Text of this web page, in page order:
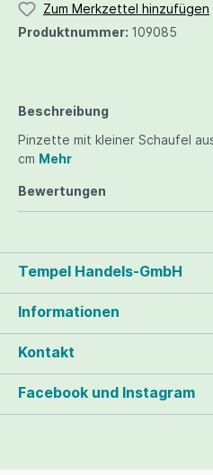
Zum Merkzettel hinzufügen
Produktnummer: 109085
Beschreibung
Pinzette mit kleiner Schaufel
cm Mehr
Bewertungen
Tempel Handels-GmbH
Informationen
Kontakt
Facebook und Instagram